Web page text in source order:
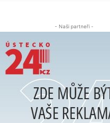
- Naši partneři -